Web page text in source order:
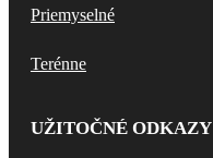
Priemyselné
Terénne
UŽITOČNÉ ODKAZY